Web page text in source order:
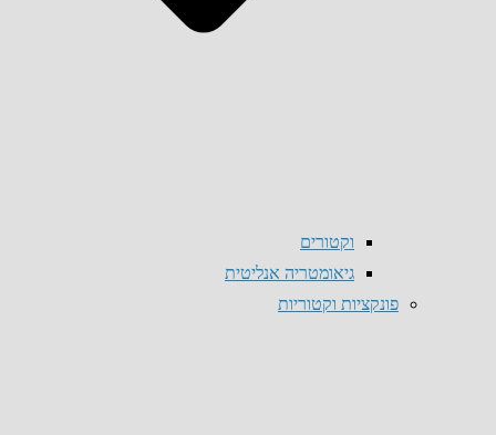
וקטורים
גיאומטריה אנליטית
פונקציות וקטוריות